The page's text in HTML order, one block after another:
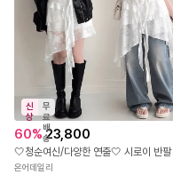
신
상
무
료
배
송
60% 23,800
온어데일리